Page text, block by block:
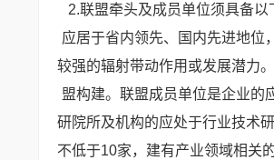
2.联盟牵头及成员单位须具备以
应居于省内领先、国内先进地位
较强的辐射带动作用或发展潜力。
盟构建。联盟成员单位是企业的
研院所及机构的应处于行业技术
不低于10家，建有产业领域相关